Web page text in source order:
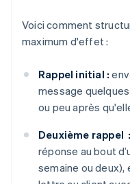
Voici comment
maximum d'effet :
Rappel initial :
message
ou peu après
Deuxième rappel :
réponse au bout
semaine ou deux),